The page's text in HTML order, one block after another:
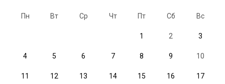
Пн Вт Ср Чт Пт Сб Вс
1 2 3
4 5 6 7 8 9 10
11 12 13 14 15 16 17